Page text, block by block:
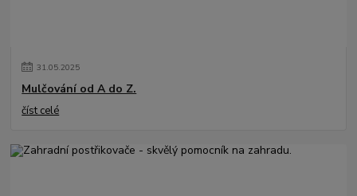
31.05.2025
Mulčování od A do Z.
číst celé